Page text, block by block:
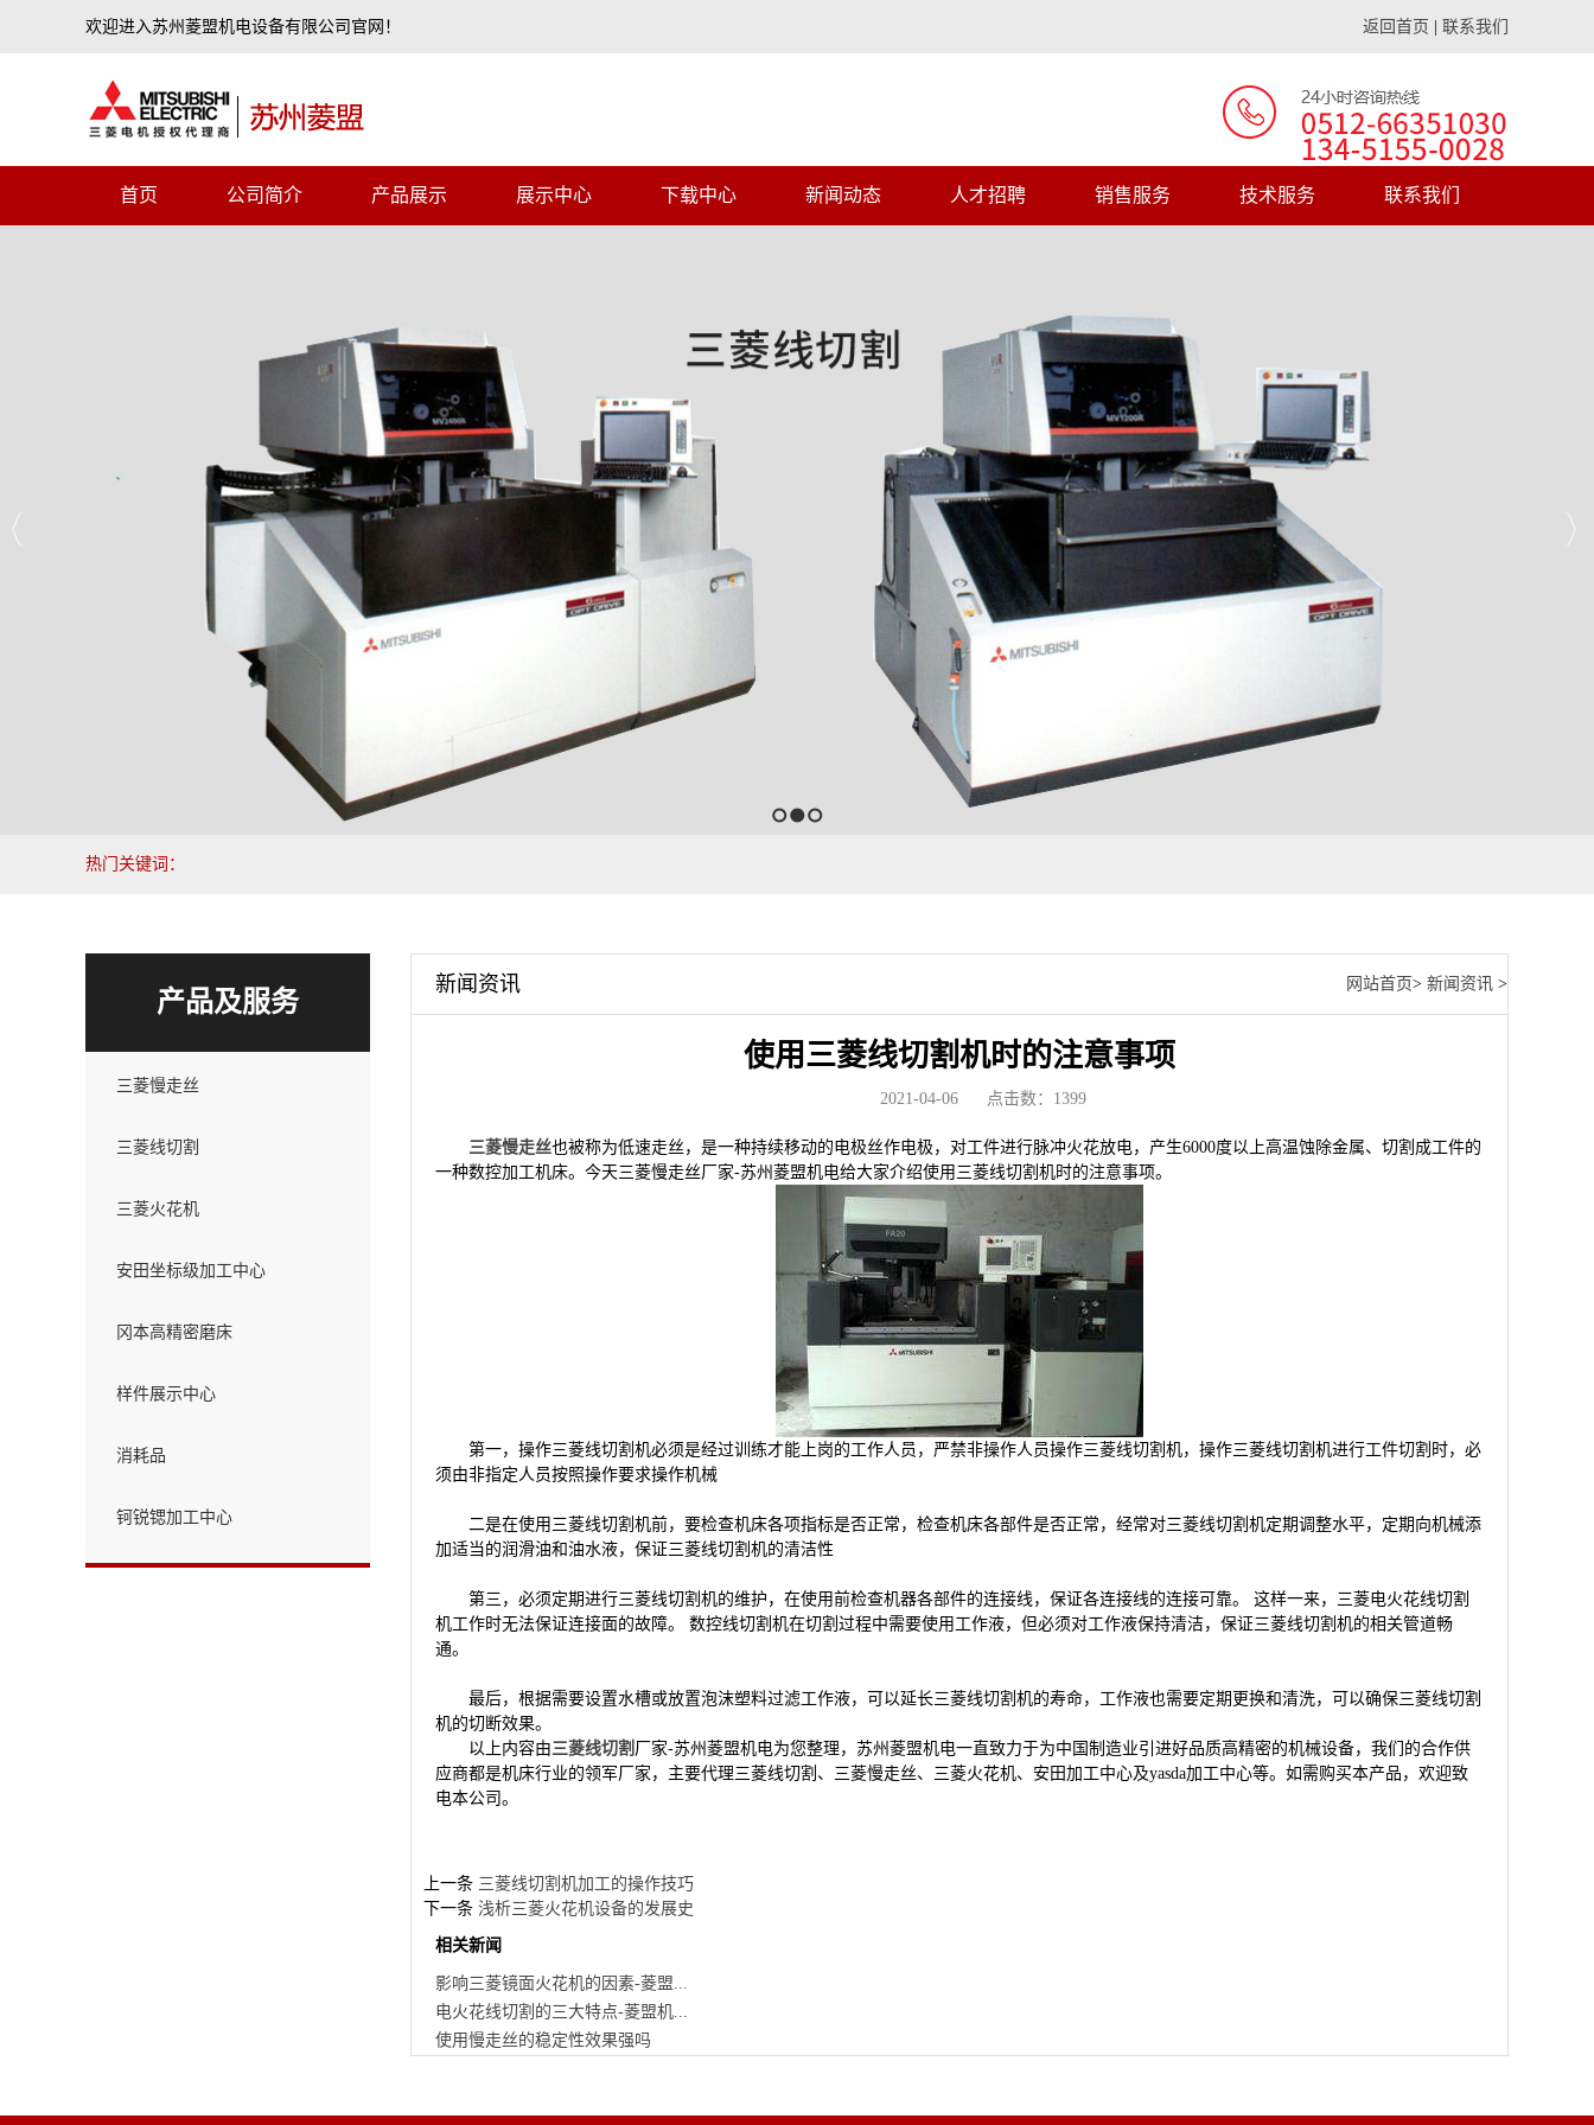
欢迎进入苏州菱盟机电设备有限公司官网！ 返回首页 联系我们
首页 公司简介 产品展示 展示中心 下载中心 新闻动态 人才招聘 销售服务 技术服务 联系我们
热门关键词：
产品及服务
三菱慢走丝
三菱线切割
三菱火花机
安田坐标级加工中心
冈本高精密磨床
样件展示中心
消耗品
钶锐锶加工中心
新闻资讯 网站首页> 新闻资讯 >
使用三菱线切割机时的注意事项
2021-04-06 点击数：1399
三菱慢走丝也被称为低速走丝，是一种持续移动的电极丝作电极，对工件进行脉冲火花放电，产生6000度以上高温蚀除金属、切割成工件的
一种数控加工机床。今天三菱慢走丝厂家-苏州菱盟机电给大家介绍使用三菱线切割机时的注意事项。
第一，操作三菱线切割机必须是经过训练才能上岗的工作人员，严禁非操作人员操作三菱线切割机，操作三菱线切割机进行工件切割时，必
须由非指定人员按照操作要求操作机械
二是在使用三菱线切割机前，要检查机床各项指标是否正常，检查机床各部件是否正常，经常对三菱线切割机定期调整水平，定期向机械添
加适当的润滑油和油水液，保证三菱线切割机的清洁性
第三，必须定期进行三菱线切割机的维护，在使用前检查机器各部件的连接线，保证各连接线的连接可靠。 这样一来，三菱电火花线切割
机工作时无法保证连接面的故障。 数控线切割机在切割过程中需要使用工作液，但必须对工作液保持清洁，保证三菱线切割机的相关管道畅
通。
最后，根据需要设置水槽或放置泡沫塑料过滤工作液，可以延长三菱线切割机的寿命，工作液也需要定期更换和清洗，可以确保三菱线切割
机的切断效果。
以上内容由三菱线切割 厂家-苏州菱盟机电为您整理，苏州菱盟机电一直致力于为中国制造业引进好品质高精密的机械设备，我们的合作供
应商都是机床行业的领军厂家，主要代理三菱线切割、三菱慢走丝、三菱火花机、安田加工中心及yasda加工中心等。如需购买本产品，欢迎致
电本公司。
上一条 三菱线切割机加工的操作技巧
下一条 浅析三菱火花机设备的发展史
相关新闻
影响三菱镜面火花机的因素-菱盟...
电火花线切割的三大特点-菱盟机...
使用慢走丝的稳定性效果强吗